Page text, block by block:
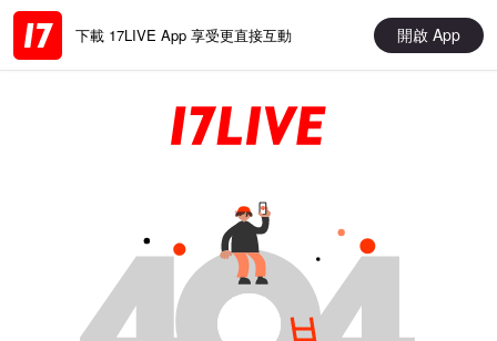
下載 17LIVE App 享受更直接互動 開啟 App